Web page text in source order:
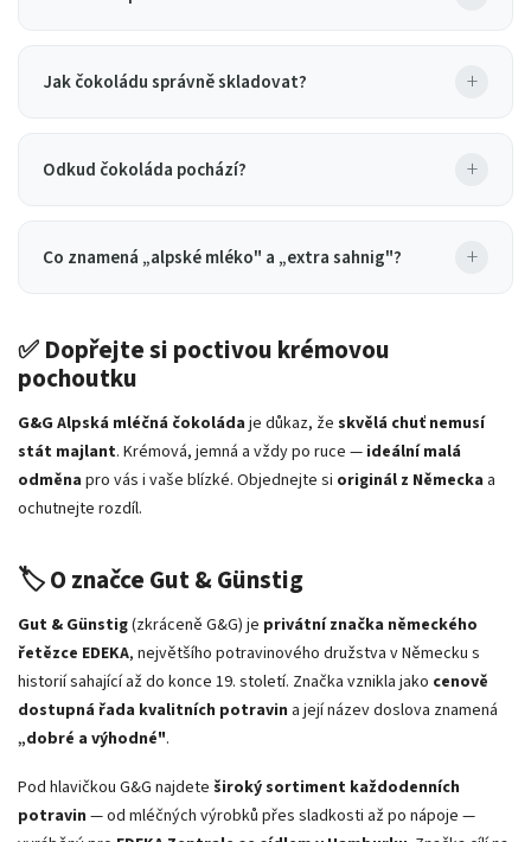
Jak čokoládu správně skladovat? +
Odkud čokoláda pochází? +
Co znamená „alpské mléko" a „extra sahnig"? +
✅ Dopřejte si poctivou krémovou
pochoutku
G&G Alpská mléčná čokoláda je důkaz, že skvělá chuť nemusí
stát majlant. Krémová, jemná a vždy po ruce — ideální malá
odměna pro vás i vaše blízké. Objednejte si originál z Německa a
ochutnejte rozdíl.
🏷️ O značce Gut & Günstig
Gut & Günstig(zkráceně G&G) je privátní značka německého
řetězce EDEKA, největšího potravinového družstva v Německu s
historií sahající až do konce 19. století. Značka vznikla jako cenově
dostupná řada kvalitních potravin a její název doslova znamená
„dobré a výhodné".
Pod hlavičkou G&G najdete široký sortiment každodenních
potravin — od mléčných výrobků přes sladkosti až po nápoje —